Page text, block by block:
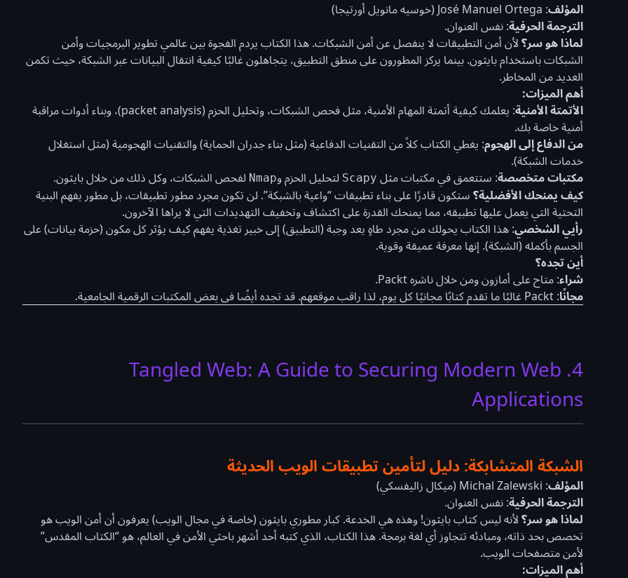
المؤلف: José Manuel Ortega (خوسيه مانويل أورتيجا)
الترجمة الحرفية: نفس العنوان.
لماذا هو سر؟لأن أمن التطبيقات لا ينفصل عن أمن الشبكات. هذا الكتاب يردم الفجوة بين عالمي تطوير البرمجيات وأمن
الشبكات باستخدام بايثون. بينما يركز المطورون على منطق التطبيق، يتجاهلون غالبًا كيفية انتقال البيانات عبر الشبكة، حيث تكمن
العديد من المخاطر.
أهم الميزات:
الأتمتة الأمنية
: يعلمك كيفية أتمتة المهام الأمنية، مثل فحص الشبكات، وتحليل الحزم (packet analysis)، وبناء أدوات مراقبة
أمنية خاصة بك.
من الدفاع إلى الهجوم: يغطي الكتاب كلاً من التقنيات الدفاعية (مثل بناء جدران الحماية) والتقنيات الهجومية (مثل استغلال
خدمات الشبكة).
مكتبات متخصصة: ستتعمق في مكتبات مثل Scapy لتحليل الحزم وNmap لفحص الشبكات، وكل ذلك من خلال بايثون.
كيف يمنحك الأفضلية؟ ستكون قادرًا على بناء تطبيقات “واعية بالشبكة”. لن تكون مجرد مطور تطبيقات، بل مطور يفهم البنية
التحتية التي يعمل عليها تطبيقه، مما يمنحك القدرة على اكتشاف وتخفيف التهديدات التي لا يراها الآخرون.
رأيي الشخصي: هذا الكتاب يحولك من مجرد طاهٍ يعد وجبة (التطبيق) إلى خبير تغذية يفهم كيف يؤثر كل مكون (حزمة بيانات) على
الجسم بأكمله (الشبكة). إنها معرفة عميقة وقوية.
أين تجده؟
شراء: متاح على أمازون ومن خلال ناشره Packt.
مجانًا: Packt غالبًا ما تقدم كتابًا مجانيًا كل يوم، لذا راقب موقعهم. قد تجده أيضًا في بعض المكتبات الرقمية الجامعية.
4. Tangled Web: A Guide to Securing Modern Web
Applications
الشبكة المتشابكة: دليل لتأمين تطبيقات الويب الحديثة
المؤلف: Michal Zalewski (ميكال زاليفسكي)
الترجمة الحرفية: نفس العنوان.
لماذا هو سر؟لأنه ليس كتاب بايثون! وهذه هي الخدعة. كبار مطوري بايثون (خاصة في مجال الويب) يعرفون أن أمن الويب هو
تخصص بحد ذاته، ومبادئه تتجاوز أي لغة برمجة. هذا الكتاب، الذي كتبه أحد أشهر باحثي الأمن في العالم، هو “الكتاب المقدس”
لأمن متصفحات الويب.
أهم الميزات: